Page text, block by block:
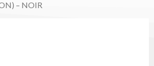
– NOIR